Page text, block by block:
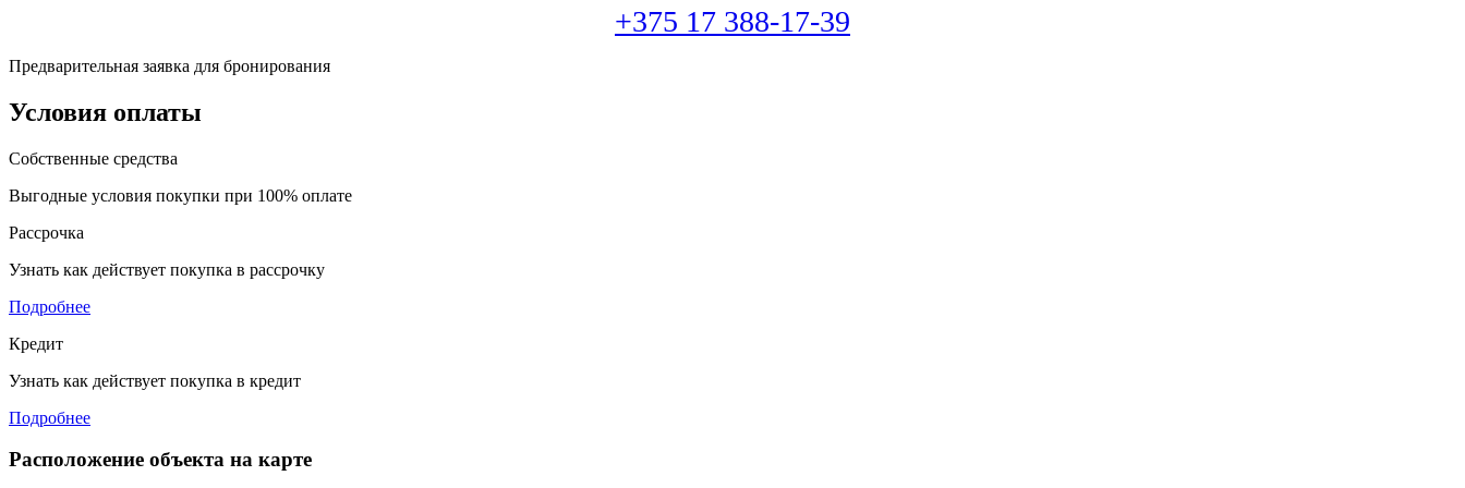
+375 17 388-17-39
Предварительная заявка для бронирования
Условия оплаты
Собственные средства
Выгодные условия покупки при 100% оплате
Рассрочка
Узнать как действует покупка в рассрочку
Подробнее
Кредит
Узнать как действует покупка в кредит
Подробнее
Расположение объекта на карте